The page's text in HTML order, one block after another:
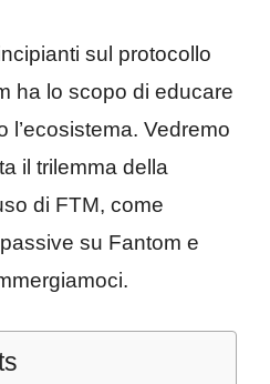
sul protocollo
ha lo scopo di educare
l’ecosistema. Vedremo
il trilemma della
di FTM, come
su Fantom e